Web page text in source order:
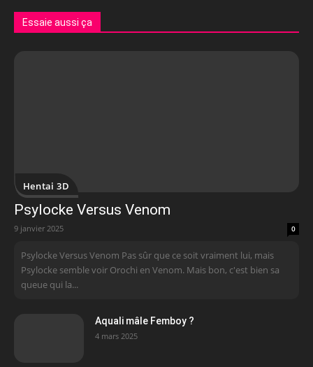
Essaie aussi ça
Hentai 3D
Psylocke Versus Venom
9 janvier 2025 0
Psylocke Versus Venom Pas sûr que ce soit vraiment lui, mais
Psylocke semble voir Orochi en Venom. Mais bon, c'est bien sa
queue qui la...
Aquali mâle Femboy ?
4 mars 2025